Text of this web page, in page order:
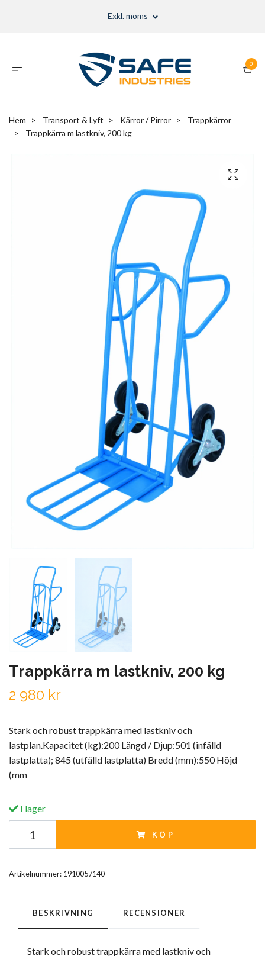
Exkl. moms
0
Hem Transport & Lyft Kärror / Pirror
Trappkärror
Trappkärra m lastkniv, 200 kg
Trappkärra m lastkniv, 200 kg
2 980 kr
Stark och robust trappkärra med lastkniv och
lastplan.Kapacitet (kg):200 Längd / Djup:501 (infälld
lastplatta); 845 (utfälld lastplatta) Bredd (mm):550 Höjd
(mm
I lager
KÖP
Artikelnummer: 1910057140
BESKRIVNING RECENSIONER
Stark och robust trappkärra med lastkniv och